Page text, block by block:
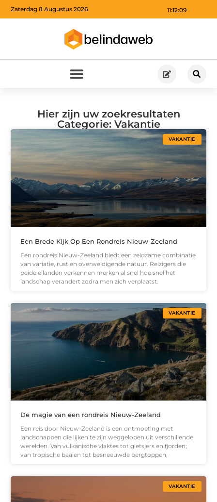
11:12:10
Zaterdag 8 Augustus 2026
Hier zijn uw zoekresultaten
Categorie: Vakantie
VAKANTIE
Een Brede Kijk Op Een Rondreis Nieuw-Zeeland
Een rondreis Nieuw-Zeeland biedt een zeldzame combinatie
van variatie, rust en overweldigende natuur. Reizigers die
beide eilanden verkennen merken al snel hoe snel het
landschap verandert zodra men zich verplaatst.
VAKANTIE
De magie van een rondreis Nieuw-Zeeland
Een reis door Nieuw-Zeeland is een ontmoeting met
landschappen die lijken te zijn weggelopen uit verschillende
werelden. Van vulkanische vlaktes tot gletsjers en fjorden;
van tropische baaien tot besneeuwde bergtoppen,
VAKANTIE